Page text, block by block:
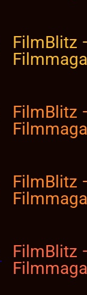
FilmBlitz
FilmBlitz
FilmBlitz
FilmBlitz